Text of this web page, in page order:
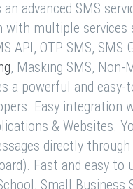
an advanced SMS
with multiple services
API, OTP SMS, SMS
, Masking SMS, Non-
a powerful and easy-
Easy integration
& Websites.
directly through
Fast and easy to
Small Business